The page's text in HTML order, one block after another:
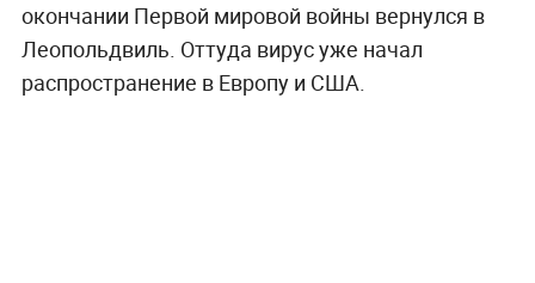
окончании Первой мировой войны вернулся в
Леопольдвиль. Оттуда вирус уже начал
распространение в Европу и США.